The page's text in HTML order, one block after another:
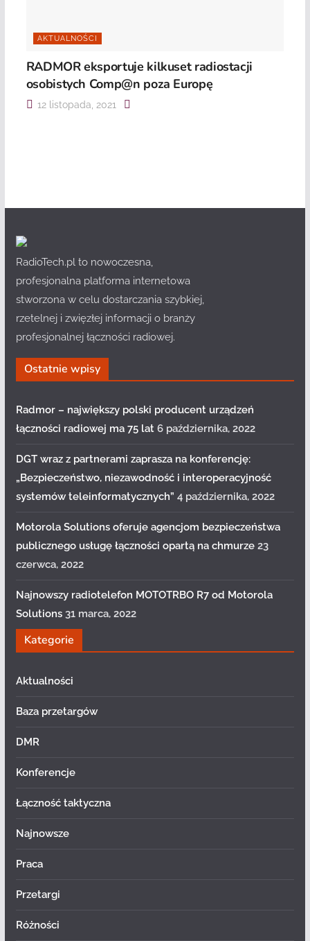
AKTUALNOŚCI
RADMOR eksportuje kilkuset radiostacji
osobistych Comp@n poza Europę
12 listopada, 2021
RadioTech.pl to nowoczesna,
profesjonalna platforma internetowa
stworzona w celu dostarczania szybkiej,
rzetelnej i zwięzłej informacji o branży
profesjonalnej łączności radiowej.
Ostatnie wpisy
Radmor – największy polski producent urządzeń
łączności radiowej ma 75 lat 6 października, 2022
DGT wraz z partnerami zaprasza na konferencję:
„Bezpieczeństwo, niezawodność i interoperacyjność
systemów teleinformatycznych” 4 października, 2022
Motorola Solutions oferuje agencjom bezpieczeństwa
publicznego usługę łączności opartą na chmurze 23
czerwca, 2022
Najnowszy radiotelefon MOTOTRBO R7 od Motorola
Solutions 31 marca, 2022
Kategorie
Aktualności
Baza przetargów
DMR
Konferencje
Łączność taktyczna
Najnowsze
Praca
Przetargi
Różności